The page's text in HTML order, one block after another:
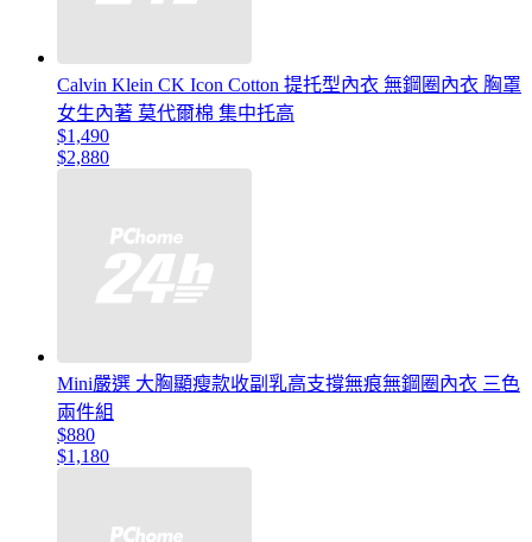
Calvin Klein CK Icon Cotton 提托型內衣 無鋼圈內衣 胸罩
女生內著 莫代爾棉 集中托高
$1,490
$2,880
Mini嚴選 大胸顯瘦款收副乳高支撐無痕無鋼圈內衣 三色
兩件組
$880
$1,180